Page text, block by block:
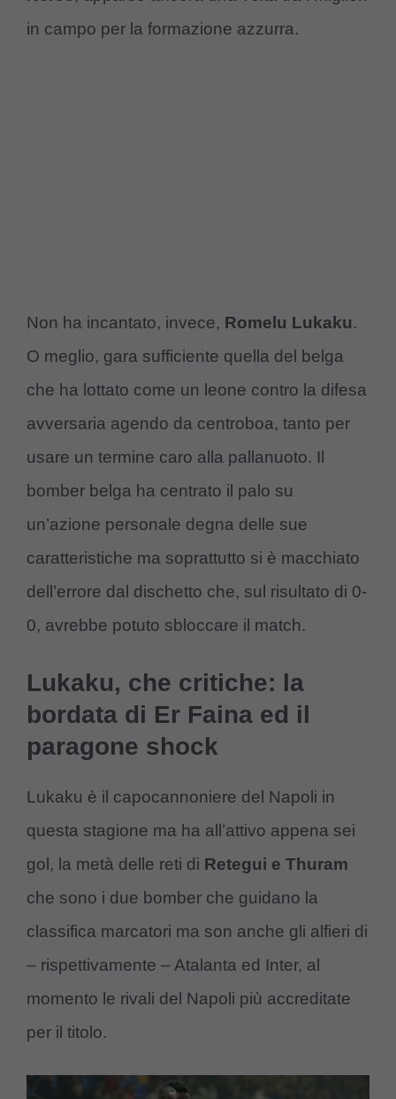
in campo per la formazione azzurra.
Non ha incantato, invece, Romelu Lukaku.
O meglio, gara sufficiente quella del belga
che ha lottato come un leone contro la difesa
avversaria agendo da centroboa, tanto per
usare un termine caro alla pallanuoto. Il
bomber belga ha centrato il palo su
un’azione personale degna delle sue
caratteristiche ma soprattutto si è macchiato
dell’errore dal dischetto che, sul risultato di 0-
0, avrebbe potuto sbloccare il match.
Lukaku, che critiche: la
bordata di Er Faina ed il
paragone shock
Lukaku è il capocannoniere del Napoli in
questa stagione ma ha all’attivo appena sei
gol, la metà delle reti di Retegui e Thuram
che sono i due bomber che guidano la
classifica marcatori ma son anche gli alfieri di
– rispettivamente – Atalanta ed Inter, al
momento le rivali del Napoli più accreditate
per il titolo.